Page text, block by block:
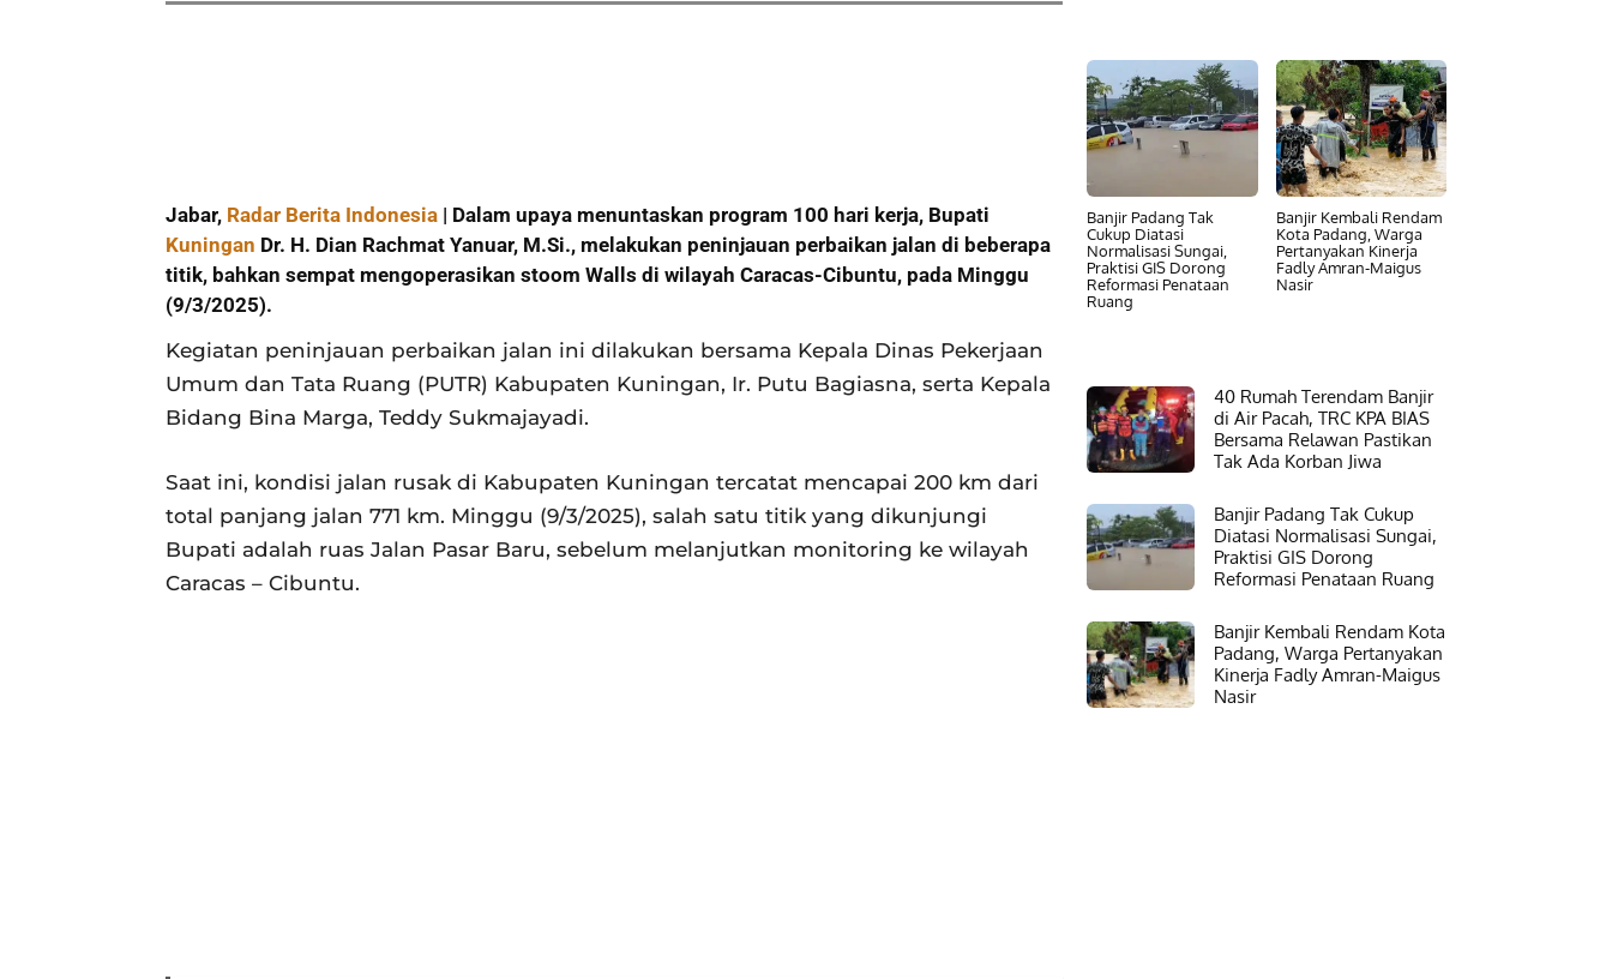
Jabar, Radar Berita Indonesia | Dalam upaya menuntaskan program 100 hari kerja, Bupati
Kuningan Dr. H. Dian Rachmat Yanuar, M.Si., melakukan peninjauan perbaikan jalan di beberapa
titik, bahkan sempat mengoperasikan stoom Walls di wilayah Caracas-Cibuntu, pada Minggu
(9/3/2025).
Kegiatan peninjauan perbaikan jalan ini dilakukan bersama Kepala Dinas Pekerjaan
Umum dan Tata Ruang (PUTR) Kabupaten Kuningan, Ir. Putu Bagiasna, serta Kepala
Bidang Bina Marga, Teddy Sukmajayadi.
Saat ini, kondisi jalan rusak di Kabupaten Kuningan tercatat mencapai 200 km dari
total panjang jalan 771 km. Minggu (9/3/2025), salah satu titik yang dikunjungi
Bupati adalah ruas Jalan Pasar Baru, sebelum melanjutkan monitoring ke wilayah
Caracas – Cibuntu.
Banjir Padang Tak
Cukup Diatasi
Normalisasi Sungai,
Praktisi GIS Dorong
Reformasi Penataan
Ruang
Banjir Kembali Rendam
Kota Padang, Warga
Pertanyakan Kinerja
Fadly Amran-Maigus
Nasir
40 Rumah Terendam Banjir
di Air Pacah, TRC KPA BIAS
Bersama Relawan Pastikan
Tak Ada Korban Jiwa
Banjir Padang Tak Cukup
Diatasi Normalisasi Sungai,
Praktisi GIS Dorong
Reformasi Penataan Ruang
Banjir Kembali Rendam Kota
Padang, Warga Pertanyakan
Kinerja Fadly Amran-Maigus
Nasir